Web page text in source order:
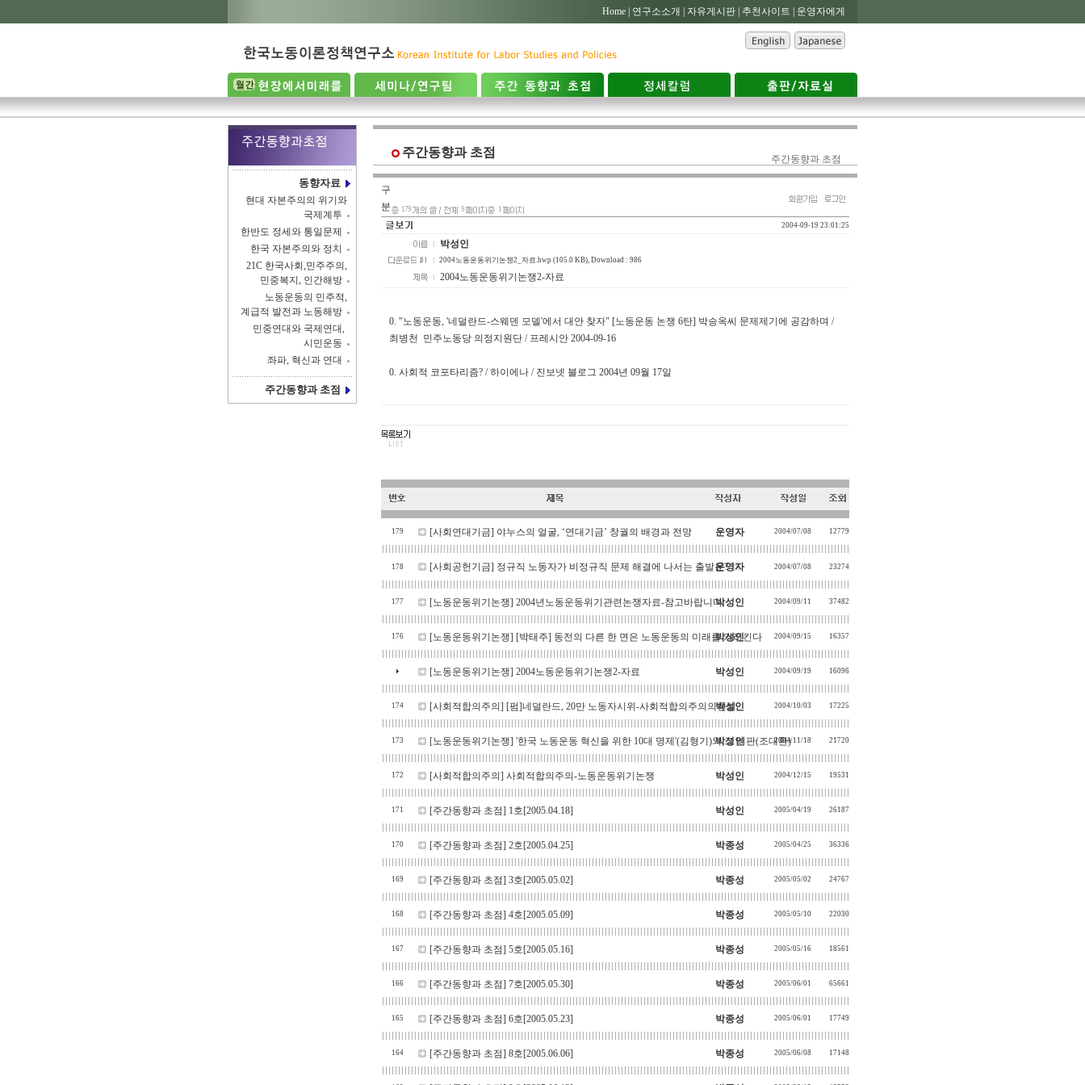
Home | 연구소소개 | 자유게시판 | 추천사이트 | 운영자에게
동향자료
현대 자본주의의 위기와
국제계투
한반도 정세와 통일문제
한국 자본주의와 정치
21C 한국사회,민주주의,
민중복지, 인간해방
노동운동의 민주적,
계급적 발전과 노동해방
민중연대와 국제연대,
시민운동
좌파, 혁신과 연대
주간동향과 초점
주간동향과 초점 주간동향과 초점
구
분
179 9
1
2004-09-19 23:01:25
박성인
2004노동운동위기논쟁2_자료.hwp (105.0 KB), Download : 986
2004노동운동위기논쟁2-자료
0. "노동운동, '네덜란드-스웨덴 모델'에서 대안 찾자" [노동운동 논쟁 6탄] 박승옥씨 문제제기에 공감하며 /
최병천 민주노동당 의정지원단 / 프레시안 2004-09-16
0. 사회적 코포타리즘? / 하이에나 / 진보넷 블로그 2004년 09월 17일
179 [사회연대기금] 야누스의 얼굴, ‘연대기금’ 창궐의 배경과 전망 운영자 2004/07/08 12779
178 [사회공헌기금] 정규직 노동자가 비정규직 문제 해결에 나서는 출발은? [1]
운영자 2004/07/08 23274
177 [노동운동위기논쟁] 2004년노동운동위기관련논쟁자료-참고바랍니다.박성인 2004/09/11 37482
176 [노동운동위기논쟁] [박태주] 동전의 다른 한 면은 노동운동의 미래를 가리킨다
박성인 2004/09/15 16357
[노동운동위기논쟁] 2004노동운동위기논쟁2-자료 박성인 2004/09/19 16096
174 [사회적합의주의] [펌]네덜란드, 20만 노동자시위-사회적합의주의의현실
박성인 2004/10/03 17225
173 [노동운동위기논쟁] '한국 노동운동 혁신을 위한 10대 명제'(김형기)와 그 비판(조대환)
박성인 2004/11/18 21720
172 [사회적합의주의] 사회적합의주의-노동운동위기논쟁 박성인 2004/12/15 19531
171 [주간동향과 초점] 1호[2005.04.18] 박성인 2005/04/19 26187
170 [주간동향과 초점] 2호[2005.04.25] 박종성 2005/04/25 36336
169 [주간동향과 초점] 3호[2005.05.02] 박종성 2005/05/02 24767
168 [주간동향과 초점] 4호[2005.05.09] 박종성 2005/05/10 22030
167 [주간동향과 초점] 5호[2005.05.16] 박종성 2005/05/16 18561
166 [주간동향과 초점] 7호[2005.05.30] 박종성 2005/06/01 65661
165 [주간동향과 초점] 6호[2005.05.23] 박종성 2005/06/01 17749
164 [주간동향과 초점] 8호[2005.06.06] 박종성 2005/06/08 17148